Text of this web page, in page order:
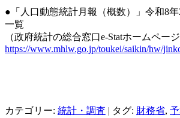
●「人口動態統計月報（概数）」令和8
一覧
（政府統計の総合窓口e-Statホームペー
https://www.mhlw.go.jp/toukei/saikin/hw/
カテゴリー: 統計・調査 | タグ: 財務省,